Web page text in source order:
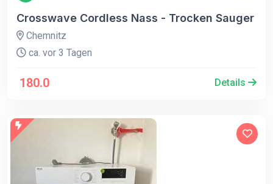
Crosswave Cordless Nass - Trocken Sauger
Chemnitz
ca. vor 3 Tagen
180.0 Details